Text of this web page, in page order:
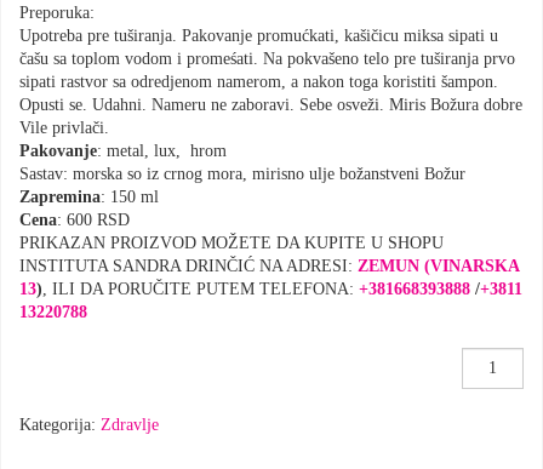
Preporuka:
Upotreba pre tuširanja. Pakovanje promućkati, kašičicu miksa sipati u
čašu sa toplom vodom i promeśati. Na pokvašeno telo pre tuširanja prvo
sipati rastvor sa odredjenom namerom, a nakon toga koristiti šampon.
Opusti se. Udahni. Nameru ne zaboravi. Sebe osveži. Miris Božura dobre
Vile privlači.
Pakovanje: metal, lux, hrom
Sastav: morska so iz crnog mora, mirisno ulje božanstveni Božur
Zapremina: 150 ml
Cena: 600 RSD
PRIKAZAN PROIZVOD MOŽETE DA KUPITE U SHOPU
INSTITUTA SANDRA DRINČIĆ NA ADRESI: ZEMUN (VINARSKA
13) , ILI DA PORUČITE PUTEM TELEFONA: +381668393888 /+3811
13220788
Miks
Kategorija: Zdravlje